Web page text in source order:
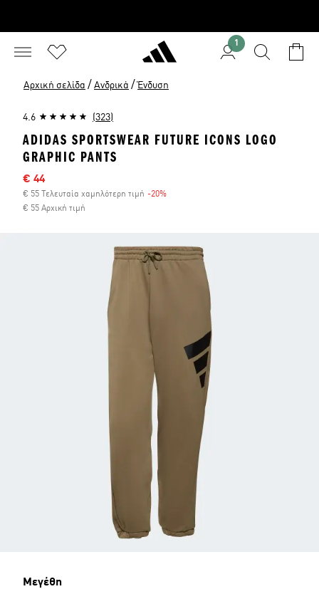
1
Αρχική σελίδα / Ανδρικά / Ένδυση
4.6 (323)
ADIDAS SPORTSWEAR FUTURE ICONS LOGO
GRAPHIC PANTS
Τιμή έκπτωσης
€ 44
€ 55 Τελευταία χαμηλότερη τιμή -20%
€ 55 Αρχική τιμή
Μεγέθη